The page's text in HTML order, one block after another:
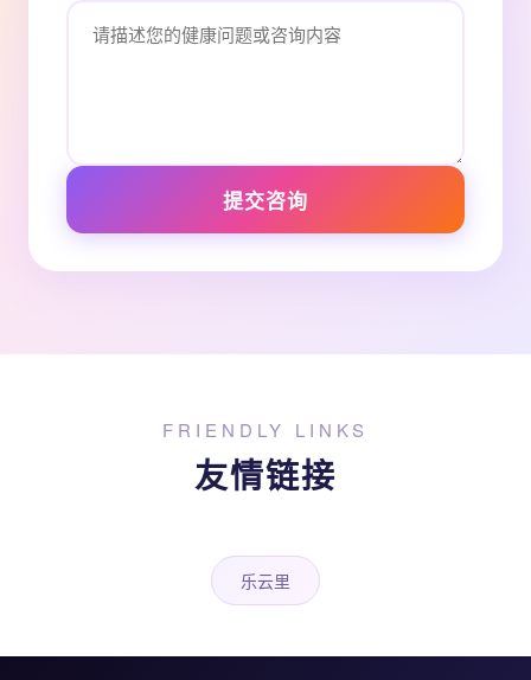
提交咨询
FRIENDLY LINKS
友情链接
乐云里